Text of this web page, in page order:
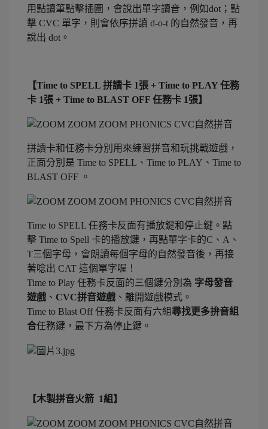
用點讀筆點擊插圖，會說出單字讀音，例如dot；點
擊 CVC 單字，則會依序拼讀 d-o-t 的自然發音，再
說出 dot。
【Time to SPELL 拼讀卡 1張 + Time to PLAY 任務
卡 1張 + Time to BLAST OFF 任務卡 1張】
拼讀卡和任務卡分別用來練習拼音和玩挑戰遊戲，
正面分別是 Time to SPELL、Time to PLAY、Time to
BLAST OFF 。
Time to SPELL 任務卡反面有播放鍵和停止鍵。點
擊 Time to Spell 卡的播放鍵，再點單字卡的C、A、
T三個字母，會朗讀每個字母的自然發音後，再接
著唸出 CAT 這個單字喔！
Time to Play 任務卡反面的三個鍵分別為 字母發音
遊戲 、 CVC拼音遊戲 、離開遊戲模式。
Time to Blast Off 任務卡反面有六組尋找更多拚音組
合任務鍵，最下方為停止鍵。
【木製拼音火箭 1組】